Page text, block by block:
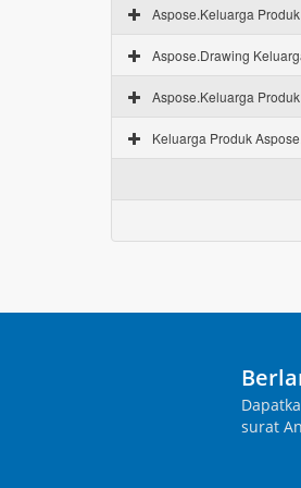
Aspose.Keluarga
Aspose.Drawing
Aspose.Keluarga
Keluarga Produk
surat